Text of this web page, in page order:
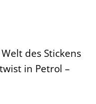
des Stickens
in Petrol –